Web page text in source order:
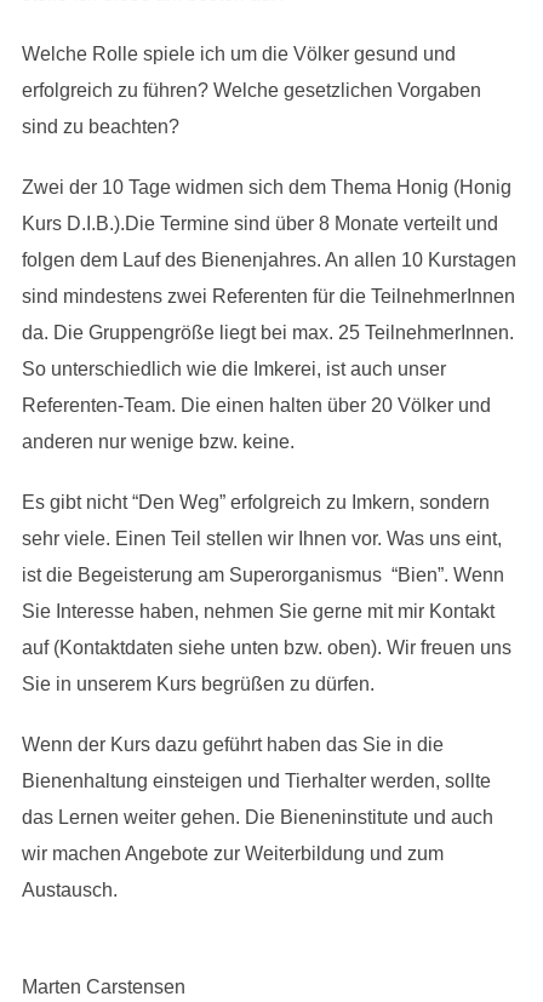
Welche Rolle spiele ich um die Völker gesund und
erfolgreich zu führen? Welche gesetzlichen Vorgaben
sind zu beachten?
Zwei der 10 Tage widmen sich dem Thema Honig (Honig
Kurs D.I.B.).Die Termine sind über 8 Monate verteilt und
folgen dem Lauf des Bienenjahres. An allen 10 Kurstagen
sind mindestens zwei Referenten für die TeilnehmerInnen
da. Die Gruppengröße liegt bei max. 25 TeilnehmerInnen.
So unterschiedlich wie die Imkerei, ist auch unser
Referenten-Team. Die einen halten über 20 Völker und
anderen nur wenige bzw. keine.
Es gibt nicht “Den Weg” erfolgreich zu Imkern, sondern
sehr viele. Einen Teil stellen wir Ihnen vor. Was uns eint,
ist die Begeisterung am Superorganismus “Bien”. Wenn
Sie Interesse haben, nehmen Sie gerne mit mir Kontakt
auf (Kontaktdaten siehe unten bzw. oben). Wir freuen uns
Sie in unserem Kurs begrüßen zu dürfen.
Wenn der Kurs dazu geführt haben das Sie in die
Bienenhaltung einsteigen und Tierhalter werden, sollte
das Lernen weiter gehen. Die Bieneninstitute und auch
wir machen Angebote zur Weiterbildung und zum
Austausch.
Marten Carstensen